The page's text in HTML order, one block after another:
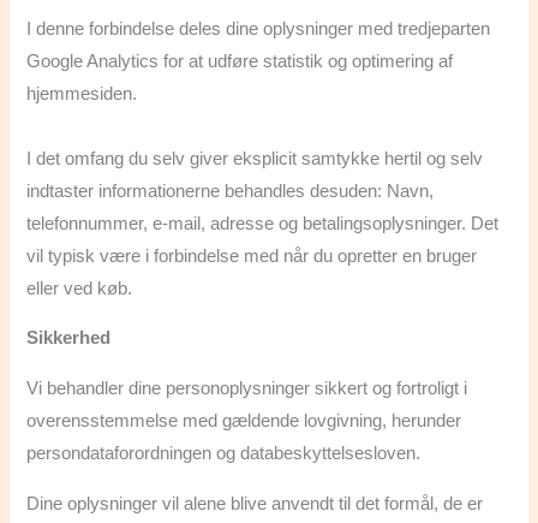
I denne forbindelse deles dine oplysninger med tredjeparten
Google Analytics for at udføre statistik og optimering af
hjemmesiden.
I det omfang du selv giver eksplicit samtykke hertil og selv
indtaster informationerne behandles desuden: Navn,
telefonnummer, e-mail, adresse og betalingsoplysninger. Det
vil typisk være i forbindelse med når du opretter en bruger
eller ved køb.
Sikkerhed
Vi behandler dine personoplysninger sikkert og fortroligt i
overensstemmelse med gældende lovgivning, herunder
persondataforordningen og databeskyttelsesloven.
Dine oplysninger vil alene blive anvendt til det formål, de er